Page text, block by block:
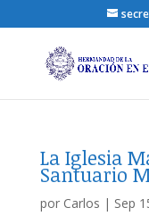
La Iglesia
Santuario
por Carlos | Sep